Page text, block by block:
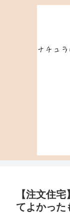
【注文住
てよかった